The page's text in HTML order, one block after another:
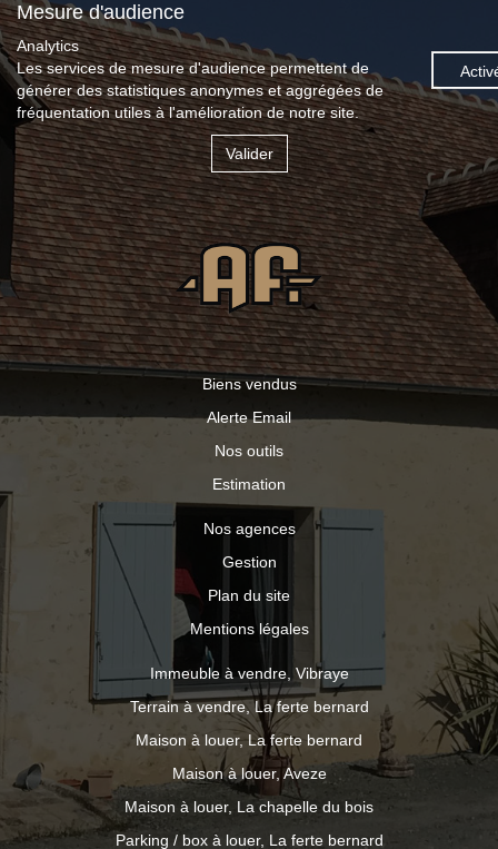
Mesure d'audience
Analytics
Les services de mesure d'audience permettent de
générer des statistiques anonymes et aggrégées de
fréquentation utiles à l'amélioration de notre site.
Valider
Biens vendus
Alerte Email
Nos outils
Estimation
Nos agences
Gestion
Plan du site
Mentions légales
Immeuble à vendre, Vibraye
Terrain à vendre, La ferte bernard
Maison à louer, La ferte bernard
Maison à louer, Aveze
Maison à louer, La chapelle du bois
Parking / box à louer, La ferte bernard